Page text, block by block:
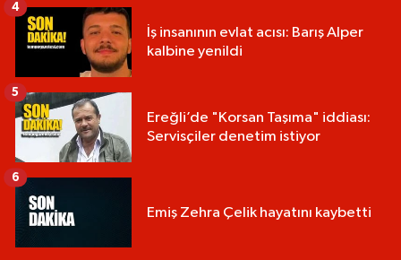
İş insanının evlat acısı: Barış Alper
kalbine yenildi
4
Ereğli’de "Korsan Taşıma" iddiası:
Servisçiler denetim istiyor
5
Emiş Zehra Çelik hayatını kaybetti
6